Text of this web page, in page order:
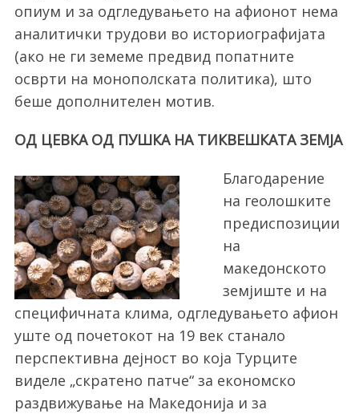
опиум и за одгледувањето на афионот нема
аналитички трудови во историографијата
(ако не ги земеме предвид попатните
осврти на монополската политика), што
беше дополнителен мотив.
ОД ЦЕВКА ОД ПУШКА НА ТИКВЕШКАТА ЗЕМЈА
Благодарение
на геолошките
предиспозиции
на
македонското
земјиште и на
специфичната клима, одгледувањето афион
уште од почетокот на 19 век станало
перспективна дејност во која Турците
виделе „скратено патче“ за економско
раздвижување на Македонија и за